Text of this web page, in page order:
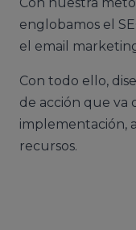
englobamos el
el email
Con todo ello,
de acción que va
implementación,
recursos.